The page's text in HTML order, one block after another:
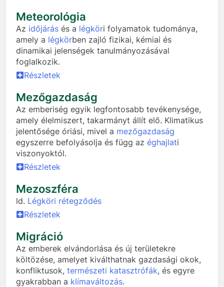
Meteorológia
Az időjárás és a légköri folyamatok tudománya,
amely a légkörben zajló fizikai, kémiai és
dinamikai jelenségek tanulmányozásával
foglalkozik.
Részletek
Mezőgazdaság
Az emberiség egyik legfontosabb tevékenysége,
amely élelmiszert, takarmányt állít elő. Klimatikus
jelentősége óriási, mivel a mezőgazdaság
egyszerre befolyásolja és függ az éghajlati
viszonyoktól.
Részletek
Mezoszféra
ld. Légköri rétegződés
Részletek
Migráció
Az emberek elvándorlása és új területekre
költözése, amelyet kiválthatnak gazdasági okok,
konfliktusok, természeti katasztrófák, és egyre
gyakrabban a klímaváltozás.